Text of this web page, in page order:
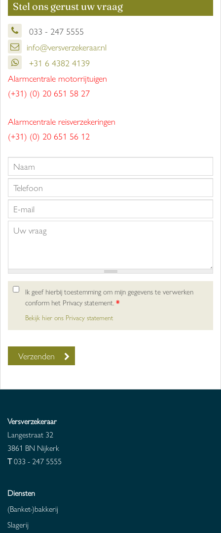
Stel ons gerust uw vraag
033 - 247 5555
info@versverzekeraar.nl
+31 6 4382 4139
Alarmcentrale motorrijtuigen
(+31) (0) 20 651 58 27
Alarmcentrale reisverzekeringen
(+31) (0) 20 651 56 12
Ik geef hierbij toestemming om mijn gegevens te verwerken
conform het Privacy statement.*
Bekijk hier ons Privacy statement
Versverzekeraar
Langestraat 32
3861 BN Nijkerk
T033 - 247 5555
Diensten
(Banket-)bakkerij
Slagerij